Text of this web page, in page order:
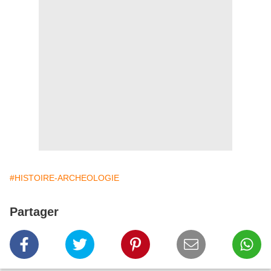
#HISTOIRE-ARCHEOLOGIE
Partager